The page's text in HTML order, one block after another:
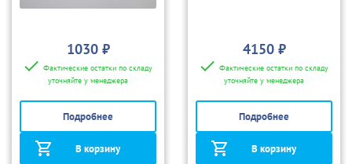
1030 ₽
Фактические остатки по складу
уточняйте у менеджера
Подробнее
В корзину
4150 ₽
Фактические остатки по складу
уточняйте у менеджера
Подробнее
В корзину